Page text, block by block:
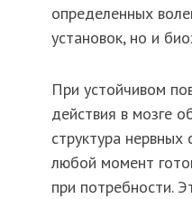
определенных
установок, но и
При устойчивом
действия в мозге
структура нервных
любой момент
при потребности.